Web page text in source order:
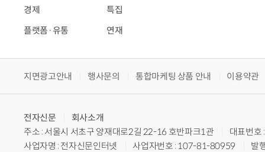
경제
플랫폼·유통
특집
연재
지면광고안내 행사문의 통합마케팅 상품 안내 이용약관
전자신문
회사소개
주소 : 서울시 서초구 양재대로2길 22-16 호반파크1관
대표번
사업자명 : 전자신문인터넷
사업자번호 : 107-81-80959
발